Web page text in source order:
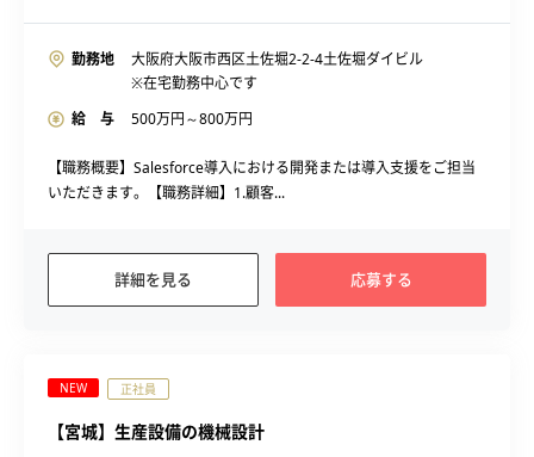
勤務地
大阪府大阪市西区土佐堀2-2-4土佐堀ダイビル
※在宅勤務中心です
給 与
500万円～800万円
【職務概要】Salesforce導入における開発または導入支援をご担当
いただきます。【職務詳細】1.顧客...
詳細を見る 応募する
NEW 正社員
【宮城】生産設備の機械設計